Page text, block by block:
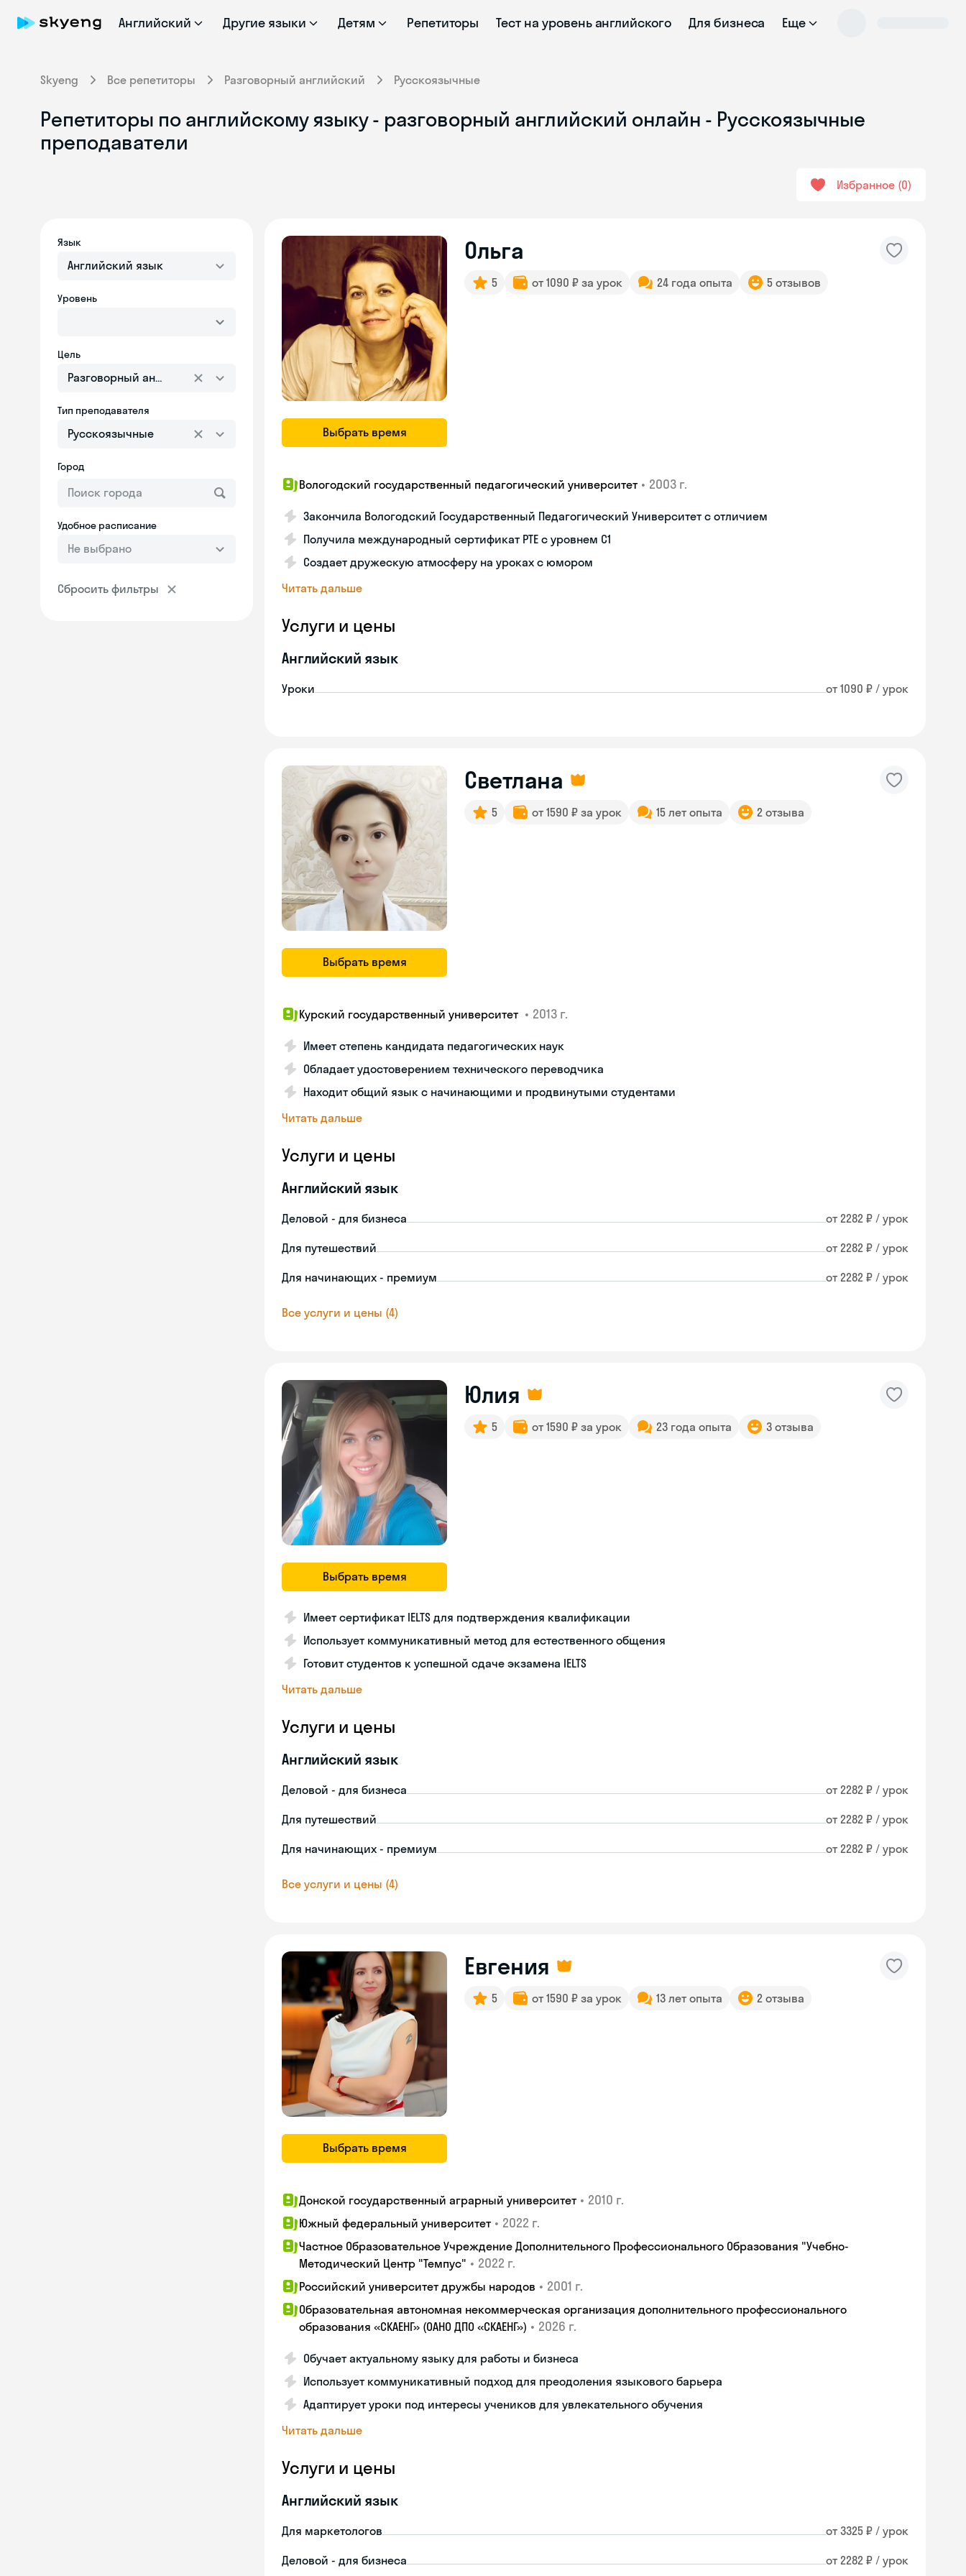
Английский Другие языки Детям Репетиторы Тест на уровень английского Для бизнеса Еще
Skyeng Все репетиторы Разговорный английский Русскоязычные
Репетиторы по английскому языку - разговорный английский онлайн - Русскоязычные
преподаватели
Избранное 0
Язык
Английский язык
Уровень
Цель
Разговорный английский
Тип преподавателя
Русскоязычные
Город
Удобное расписание
Не выбрано
Сбросить фильтры
Выбрать время
Ольга
5 от 1090 ₽ за урок 24 года опыта 5 отзывов
Вологодский государственный педагогический университет • 2003 г.
Закончила Вологодский Государственный Педагогический Университет с отличием
Получила международный сертификат PTE с уровнем C1
Создает дружескую атмосферу на уроках с юмором
Читать дальше
Услуги и цены
Английский язык
Уроки от 1090 ₽ / урок
Выбрать время
Светлана
5 от 1590 ₽ за урок 15 лет опыта 2 отзыва
Курский государственный университет • 2013 г.
Имеет степень кандидата педагогических наук
Обладает удостоверением технического переводчика
Находит общий язык с начинающими и продвинутыми студентами
Читать дальше
Услуги и цены
Английский язык
Деловой - для бизнеса от 2282 ₽ / урок
Для путешествий от 2282 ₽ / урок
Для начинающих - премиум от 2282 ₽ / урок
Все услуги и цены (4)
Выбрать время
Юлия
5 от 1590 ₽ за урок 23 года опыта 3 отзыва
Имеет сертификат IELTS для подтверждения квалификации
Использует коммуникативный метод для естественного общения
Готовит студентов к успешной сдаче экзамена IELTS
Читать дальше
Услуги и цены
Английский язык
Деловой - для бизнеса от 2282 ₽ / урок
Для путешествий от 2282 ₽ / урок
Для начинающих - премиум от 2282 ₽ / урок
Все услуги и цены (4)
Выбрать время
Евгения
5 от 1590 ₽ за урок 13 лет опыта 2 отзыва
Донской государственный аграрный университет • 2010 г.
Южный федеральный университет • 2022 г.
Частное Образовательное Учреждение Дополнительного Профессионального Образования "Учебно-
Методический Центр "Темпус" • 2022 г.
Российский университет дружбы народов • 2001 г.
Образовательная автономная некоммерческая организация дополнительного профессионального
образования «СКАЕНГ» (ОАНО ДПО «СКАЕНГ») • 2026 г.
Обучает актуальному языку для работы и бизнеса
Использует коммуникативный подход для преодоления языкового барьера
Адаптирует уроки под интересы учеников для увлекательного обучения
Читать дальше
Услуги и цены
Английский язык
Для маркетологов от 3325 ₽ / урок
Деловой - для бизнеса от 2282 ₽ / урок
online